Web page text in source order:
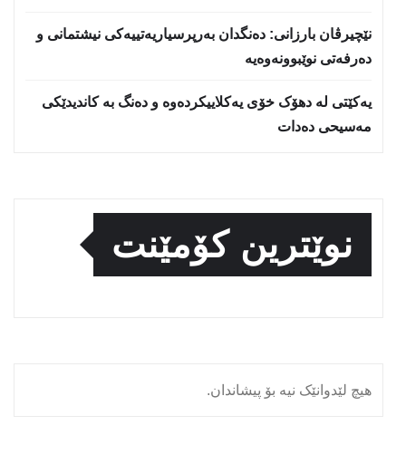
نێچيرڤان بارزانى: دەنگدان بەرپرسیاريه‌تییەکی نیشتمانى و
دەرفەتی نوێبوونەوەیە
یەکێتی لە دهۆک خۆی یەکلاییکردەوە و دەنگ بە کاندیدێکی
مەسیحی دەدات
نوێترین کۆمێنت
هیچ لێدوانێک نیە بۆ پیشاندان.